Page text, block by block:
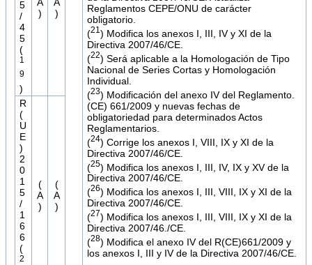
Reglamentos CEPE/ONU de carácter
obligatorio.
(21) Modifica los anexos I, III, IV y XI de la
Directiva 2007/46/CE.
(22) Será aplicable a la Homologación de Tipo
Nacional de Series Cortas y Homologación
Individual.
(23) Modificación del anexo IV del Reglamento.
(CE) 661/2009 y nuevas fechas de
obligatoriedad para determinados Actos
Reglamentarios.
(24) Corrige los anexos I, VIII, IX y XI de la
Directiva 2007/46/CE.
(25) Modifica los anexos I, III, IV, IX y XV de la
Directiva 2007/46/CE.
(26) Modifica los anexos I, III, VIII, IX y XI de la
Directiva 2007/46/CE.
(27) Modifica los anexos I, III, VIII, IX y XI de la
Directiva 2007/46./CE.
(28) Modifica el anexo IV del R(CE)661/2009 y
los anexos I, III y IV de la Directiva 2007/46/CE.
5
/
4
5
(
1
9
)
A
)
A
)
R
(
U
E
)
2
0
1
5
/
1
6
6
(
2
(
A
)
(
A
)